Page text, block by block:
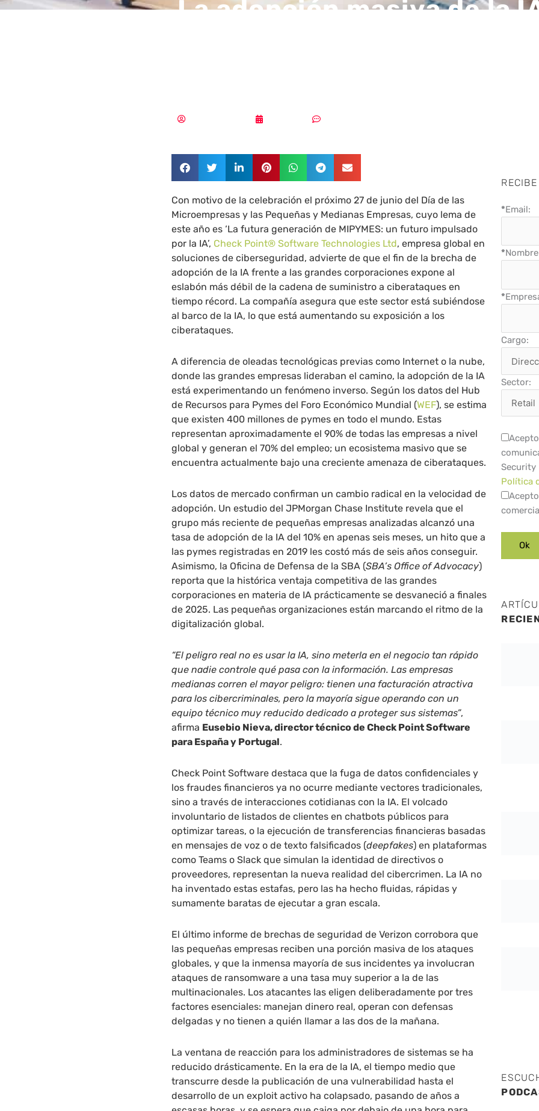
La adopción masiva de la
Con motivo de la celebración el próximo 27 de junio del Día de las
Microempresas y las Pequeñas y Medianas Empresas, cuyo lema de
este año es ‘La futura generación de MIPYMES: un futuro impulsado
por la IA’, Check Point® Software Technologies Ltd, empresa global en
soluciones de ciberseguridad, advierte de que el fin de la brecha de
adopción de la IA frente a las grandes corporaciones expone al
eslabón más débil de la cadena de suministro a ciberataques en
tiempo récord. La compañía asegura que este sector está subiéndose
al barco de la IA, lo que está aumentando su exposición a los
ciberataques.
A diferencia de oleadas tecnológicas previas como Internet o la nube,
donde las grandes empresas lideraban el camino, la adopción de la IA
está experimentando un fenómeno inverso. Según los datos del Hub
de Recursos para Pymes del Foro Económico Mundial (WEF), se estima
que existen 400 millones de pymes en todo el mundo. Estas
representan aproximadamente el 90% de todas las empresas a nivel
global y generan el 70% del empleo; un ecosistema masivo que se
encuentra actualmente bajo una creciente amenaza de ciberataques.
Los datos de mercado confirman un cambio radical en la velocidad de
adopción. Un estudio del JPMorgan Chase Institute revela que el
grupo más reciente de pequeñas empresas analizadas alcanzó una
tasa de adopción de la IA del 10% en apenas seis meses, un hito que a
las pymes registradas en 2019 les costó más de seis años conseguir.
Asimismo, la Oficina de Defensa de la SBA (SBA’s Office of Advocacy)
reporta que la histórica ventaja competitiva de las grandes
corporaciones en materia de IA prácticamente se desvaneció a finales
de 2025. Las pequeñas organizaciones están marcando el ritmo de la
digitalización global.
“El peligro real no es usar la IA, sino meterla en el negocio tan rápido
que nadie controle qué pasa con la información. Las empresas
medianas corren el mayor peligro: tienen una facturación atractiva
para los cibercriminales, pero la mayoría sigue operando con un
equipo técnico muy reducido dedicado a proteger sus sistemas”,
afirma Eusebio Nieva, director técnico de Check Point Software
para España y Portugal.
Check Point Software destaca que la fuga de datos confidenciales y
los fraudes financieros ya no ocurre mediante vectores tradicionales,
sino a través de interacciones cotidianas con la IA. El volcado
involuntario de listados de clientes en chatbots públicos para
optimizar tareas, o la ejecución de transferencias financieras basadas
en mensajes de voz o de texto falsificados (deepfakes) en plataformas
como Teams o Slack que simulan la identidad de directivos o
proveedores, representan la nueva realidad del cibercrimen. La IA no
ha inventado estas estafas, pero las ha hecho fluidas, rápidas y
sumamente baratas de ejecutar a gran escala.
El último informe de brechas de seguridad de Verizon corrobora que
las pequeñas empresas reciben una porción masiva de los ataques
globales, y que la inmensa mayoría de sus incidentes ya involucran
ataques de ransomware a una tasa muy superior a la de las
multinacionales. Los atacantes las eligen deliberadamente por tres
factores esenciales: manejan dinero real, operan con defensas
delgadas y no tienen a quién llamar a las dos de la mañana.
La ventana de reacción para los administradores de sistemas se ha
reducido drásticamente. En la era de la IA, el tiempo medio que
transcurre desde la publicación de una vulnerabilidad hasta el
desarrollo de un exploit activo ha colapsado, pasando de años a
*Email:
*
*
Cargo:
Sector:
Security
Política